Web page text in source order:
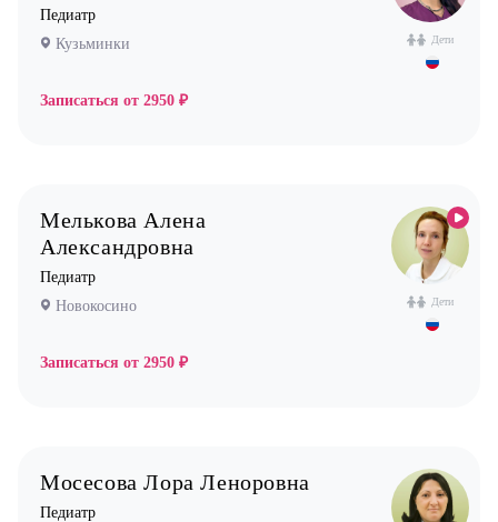
Дети
Педиатр
Кузьминки
Записаться от 2950 ₽
Дети
Мелькова Алена
Александровна
Педиатр
Новокосино
Записаться от 2950 ₽
Мосесова Лора Леноровна
Педиатр